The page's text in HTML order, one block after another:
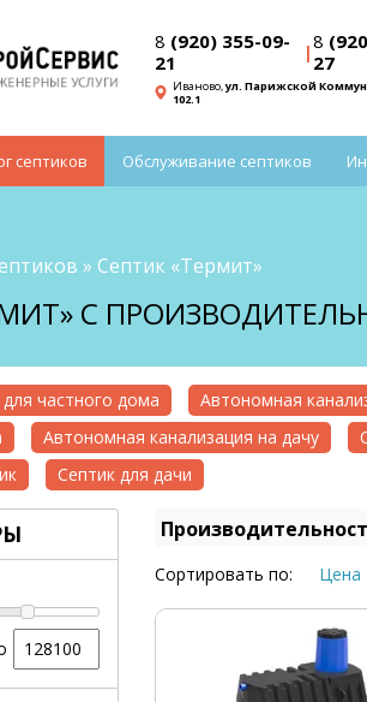
8 (920) 355-09-
21
|8
27
Иваново,ул. Парижской
102.1
септиков Обслуживание септиков
» Септик «Термит»
С
частного дома Автономная
Автономная канализация на дачу
Септик для дачи
Сортировать по: Цена